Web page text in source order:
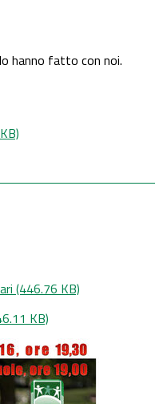
hanno fatto con noi.
(446.76 KB)
KB)